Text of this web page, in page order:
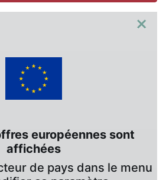
×
européennes sont
affichées
de pays dans le menu